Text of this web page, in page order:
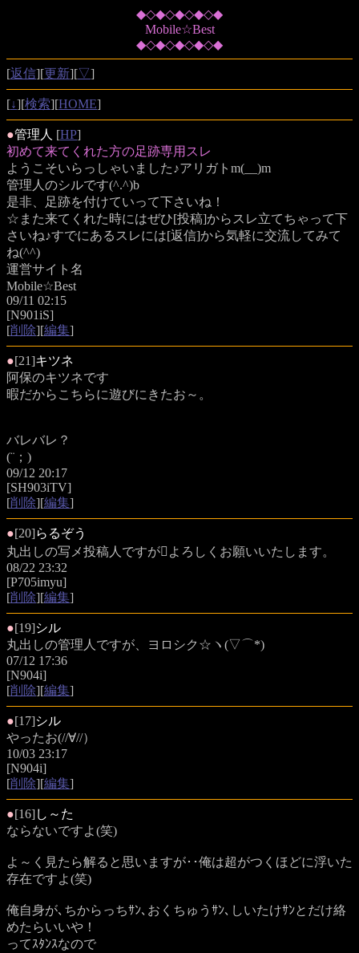
◆◇◆◇◆◇◆◇◆
Mobile☆Best
◆◇◆◇◆◇◆◇◆
[返信][更新][▽]
[↓][検索][HOME]
●管理人 [HP]
初めて来てくれた方の足跡専用スレ
ようこそいらっしゃいました♪アリガトm(__)m
管理人のシルです(^.^)b
是非、足跡を付けていって下さいね！
☆また来てくれた時にはぜひ[投稿]からスレ立てちゃって下
さいね♪すでにあるスレには[返信]から気軽に交流してみて
ね(^^)
運営サイト名
Mobile☆Best
09/11 02:15
[N901iS]
[削除][編集]
●[21]キツネ
阿保のキツネです
暇だからこちらに遊びにきたお～。
バレバレ？
(¨；)
09/12 20:17
[SH903iTV]
[削除][編集]
●[20]らるぞう
丸出しの写メ投稿人ですがよろしくお願いいたします。
08/22 23:32
[P705imyu]
[削除][編集]
●[19]シル
丸出しの管理人ですが、ヨロシク☆ヽ(▽⌒*)
07/12 17:36
[N904i]
[削除][編集]
●[17]シル
やったお(//∀//）
10/03 23:17
[N904i]
[削除][編集]
●[16]し～た
ならないですよ(笑)
よ～く見たら解ると思いますが･･俺は超がつくほどに浮いた
存在ですよ(笑)
俺自身が､ちからっちｻﾝ､おくちゅうｻﾝ､しいたけｻﾝとだけ絡
めたらいいや！
ってｽﾀﾝｽなので